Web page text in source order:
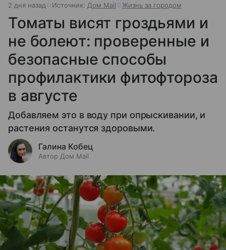
2 дня назад Источник: Дом Mail Жизнь за городом
Томаты висят гроздьями и
не болеют: проверенные и
безопасные способы
профилактики фитофтороза
в августе
Добавляем это в воду при опрыскивании, и
растения останутся здоровыми.
Галина Кобец
Автор Дом Mail